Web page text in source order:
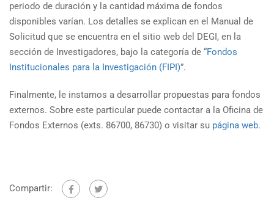
periodo de duración y la cantidad máxima de fondos
disponibles varían. Los detalles se explican en el Manual de
Solicitud que se encuentra en el sitio web del DEGI, en la
sección de Investigadores, bajo la categoría de “Fondos
Institucionales para la Investigación (FIPI)”.
Finalmente, le instamos a desarrollar propuestas para fondos
externos. Sobre este particular puede contactar a la Oficina de
Fondos Externos (exts. 86700, 86730) o visitar su página web.
Compartir: